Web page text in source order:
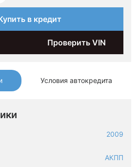
Условия автокредита
2009
АКПП
в кредит
Проверить VIN